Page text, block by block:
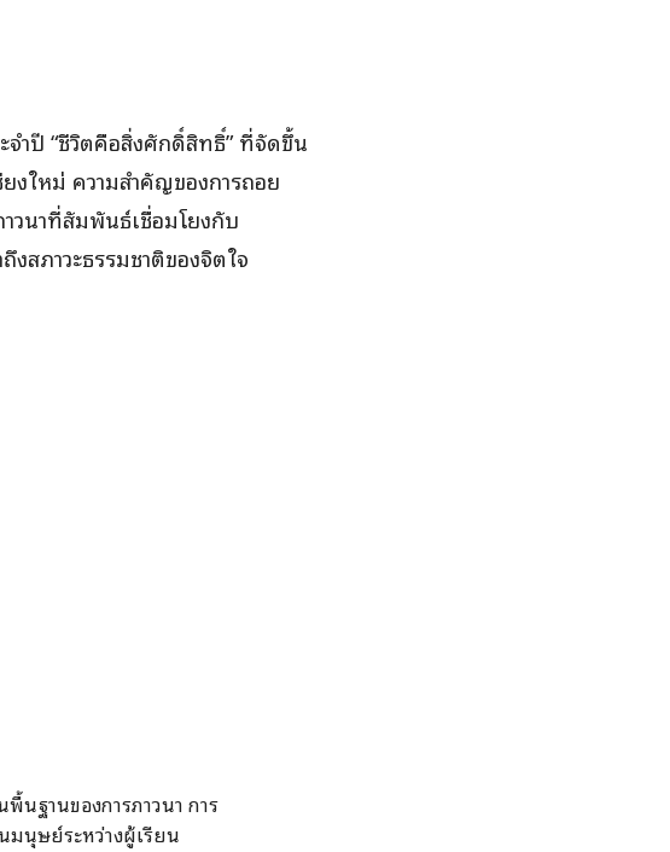
ำปี “ชีวิตคือสิ่งศักดิ์สิทธิ์” ที่จัดขึ้น
ยงใหม่ ความสำคัญของการถอย
วนาที่สัมพันธ์เชื่อมโยงกับ
งสภาวะธรรมชาติของจิตใจ
นฐานของการภาวนา การ
มนุษย์ระหว่างผู้เรียน